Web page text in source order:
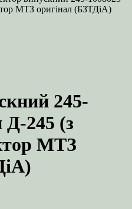
МТЗ оригінал (БЗТДіА)
245-
Д-245 (з
МТЗ